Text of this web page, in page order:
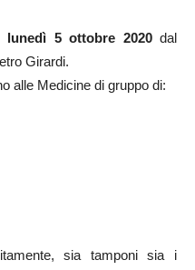
lunedì 5 ottobre 2020dal
Girardi.
alle Medicine di gruppo di:
sia tamponi sia i